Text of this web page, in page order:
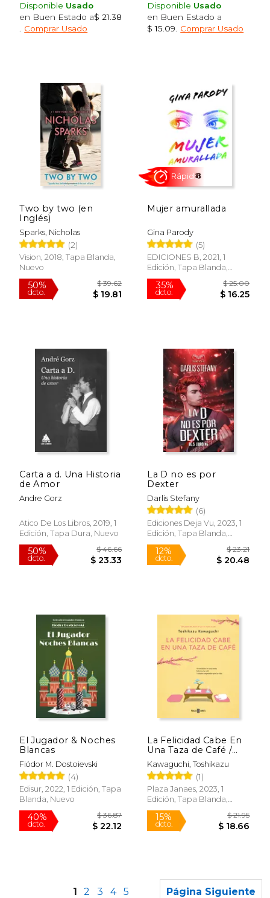
$ 16.99
50%
dcto.
15%
dcto.
Disponible Usado
en Buen Estado a$ 21.38
Comprar Usado
50%
dcto.
Disponible Usado
en Buen Estado a
$ 15.09
Comprar Usado
Two by two (en
Inglés)
Sparks, Nicholas
(2)
Vision, 2018, Tapa Blanda,
Nuevo
Mujer amurallada
Gina Parody
(5)
EDICIONES B, 2021, 1
Edición, Tapa Blanda,
Nuevo
Carta a d. Una Historia
de Amor
Andre Gorz
Atico De Los Libros, 2019, 1
Edición, Tapa Dura, Nuevo
La D no es por
Dexter
Darlis Stefany
(6)
Ediciones Deja Vu, 2023, 1
Edición, Tapa Blanda,
Nuevo
El Jugador & Noches
Blancas
Fiódor M. Dostoievski
(4)
Edisur, 2022, 1 Edición, Tapa
Blanda, Nuevo
La Felicidad Cabe En
Una Taza de Café /
Tales from the Cafe:
Before the Coffee
Gets Cold
Kawaguchi, Toshikazu
(1)
Plaza Janaes, 2023, 1
Edición, Tapa Blanda,
Nuevo
1 2 3 4 5 Página Siguiente